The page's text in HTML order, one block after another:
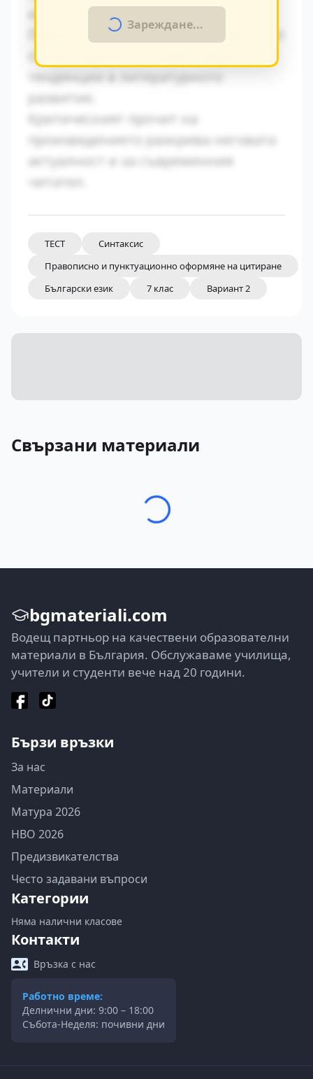
на епохата.
Паралелите с други произведения от
същия период показват общите
развитие.
Критическият прочит на
произведението разкрива неговата
актуалност и за съвременния
читател.
Зареждане...
ТЕСТ
Синтаксис
Правописно и пунктуационно оформяне на цитиране
Български език
7 клас Вариант 2
Свързани материали
bgmateriali.com
Водещ партньор на качествени образователни
материали в България. Обслужаваме училища,
учители и студенти вече над 20 години.
Бързи връзки
За нас
Материали
Матура 2026
НВО 2026
Предизвикателства
Често задавани въпроси
Категории
Няма налични класове
Контакти
Връзка с нас
Работно време:
Делнични дни: 9:00 – 18:00
Събота-Неделя: почивни дни